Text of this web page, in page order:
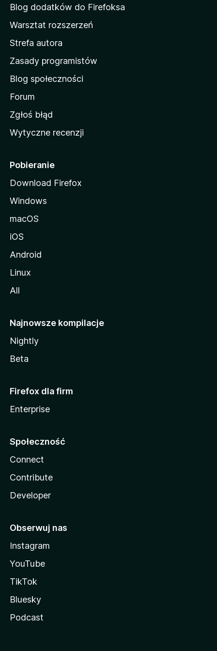
d
m
o
w
M
o
z
l
i
Blog dodatków do Firefoksa
Warsztat rozszerzeń
Strefa autora
Zasady programistów
Blog społeczności
Forum
Zgłoś błąd
Wytyczne recenzji
Pobieranie
Download Firefox
Windows
macOS
iOS
Android
Linux
All
Najnowsze kompilacje
Nightly
Beta
Firefox dla firm
Enterprise
Społeczność
Connect
Contribute
Developer
Obserwuj nas
Instagram
YouTube
TikTok
Bluesky
Podcast